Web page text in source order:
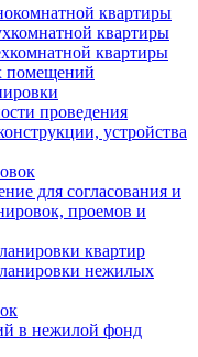
квартиры
квартиры
квартиры
помещений
проведения
устройства
для согласования и
проемов и
квартир
нежилых
в нежилой фонд